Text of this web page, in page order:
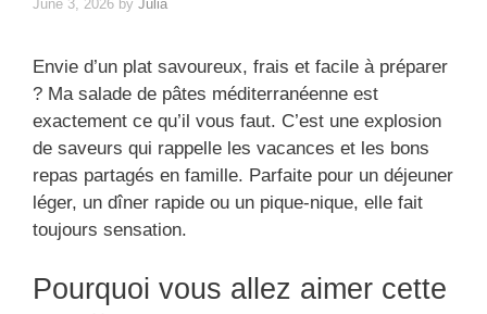
June 3, 2026 by Julia
Envie d’un plat savoureux, frais et facile à préparer
? Ma salade de pâtes méditerranéenne est
exactement ce qu’il vous faut. C’est une explosion
de saveurs qui rappelle les vacances et les bons
repas partagés en famille. Parfaite pour un déjeuner
léger, un dîner rapide ou un pique-nique, elle fait
toujours sensation.
Pourquoi vous allez aimer cette